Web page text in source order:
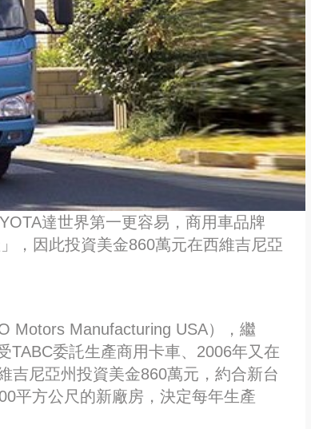
達世界第一更容易，商用車品牌
，因此投資美金860萬元在西維吉尼亞
Motors Manufacturing USA），繼
TABC委託生產商用卡車、2006年又在
吉尼亞州投資美金860萬元，約合新台
平方公尺的新廠房，決定每年生產